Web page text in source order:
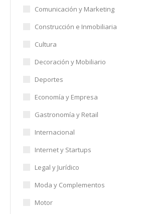
Comunicación y Marketing
Construcción e Inmobiliaria
Cultura
Decoración y Mobiliario
Deportes
Economía y Empresa
Gastronomía y Retail
Internacional
Internet y Startups
Legal y Jurídico
Moda y Complementos
Motor